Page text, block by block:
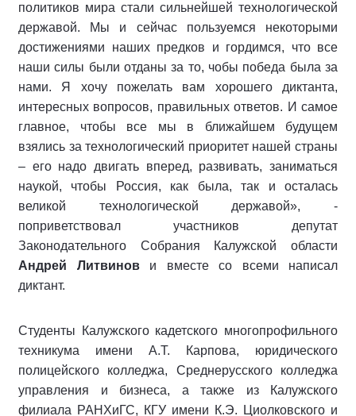
политиков мира стали сильнейшей технологической
державой. Мы и сейчас пользуемся некоторыми
достижениями наших предков и гордимся, что все
наши силы были отданы за то, чобы победа была за
нами. Я хочу пожелать вам хорошего диктанта,
интересных вопросов, правильных ответов. И самое
главное, чтобы все мы в ближайшем будущем
взялись за технологический приоритет нашей страны
– его надо двигать вперед, развивать, заниматься
наукой, чтобы Россия, как была, так и осталась
великой технологической державой», -
поприветствовал участников депутат
Законодательного Собрания Калужской области
Андрей Литвинови вместе со всеми написал
диктант.
Студенты Калужского кадетского многопрофильного
техникума имени А.Т. Карпова, юридического
полицейского колледжа, Среднерусского колледжа
управления и бизнеса, а также из Калужского
филиала РАНХиГС, КГУ имени К.Э. Циолковского и